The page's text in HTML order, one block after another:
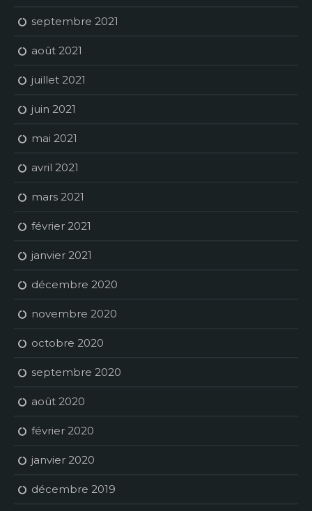
septembre 2021
août 2021
juillet 2021
juin 2021
mai 2021
avril 2021
mars 2021
février 2021
janvier 2021
décembre 2020
novembre 2020
octobre 2020
septembre 2020
août 2020
février 2020
janvier 2020
décembre 2019